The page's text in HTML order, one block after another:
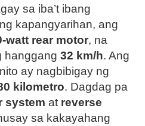
sa iba’t ibang
kapangyarihan, ang
watt rear motor, na
hanggang 32 km/h. Ang
nito ay nagbibigay ng
kilometro. Dagdag pa
system at reverse
sa kakayahang